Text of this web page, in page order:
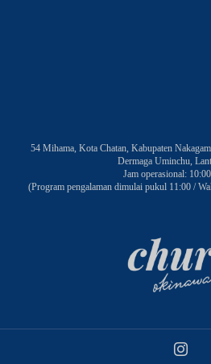
54 Mihama, Kota Chatan, Kabupaten
Dermaga Uminchu,
Jam operasional:
(Program pengalaman dimulai pukul 11:00 /